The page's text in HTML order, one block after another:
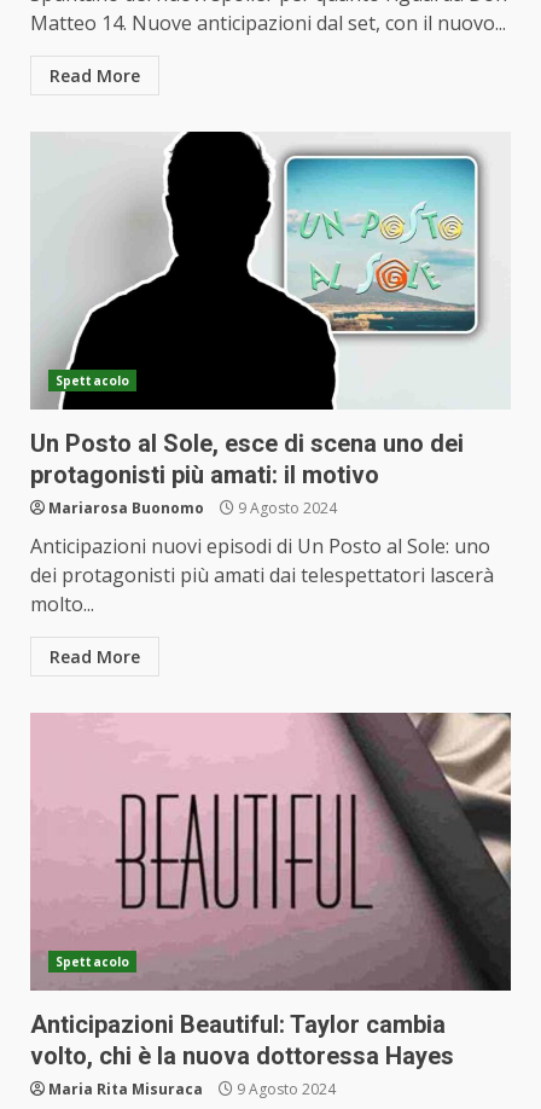
Matteo 14. Nuove anticipazioni dal set, con il nuovo...
Read More
Spettacolo
Un Posto al Sole, esce di scena uno dei
protagonisti più amati: il motivo
Mariarosa Buonomo 9 Agosto 2024
Anticipazioni nuovi episodi di Un Posto al Sole: uno
dei protagonisti più amati dai telespettatori lascerà
molto...
Read More
Spettacolo
Anticipazioni Beautiful: Taylor cambia
volto, chi è la nuova dottoressa Hayes
Maria Rita Misuraca 9 Agosto 2024